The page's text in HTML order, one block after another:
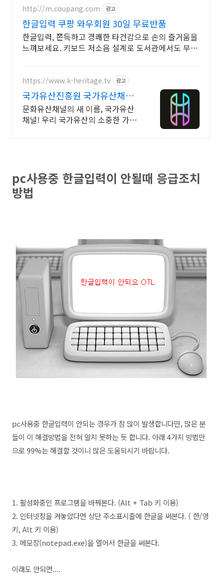
http://m.coupang.com 광고
한글입력 쿠팡 와우회원 30일 무료반품
한글입력, 쫀득하고 경쾌한 타건감으로 손의 즐거움을
느껴보세요. 키보드 저소음 설계로 도서관에서도 부담
https://www.k-heritage.tv 광고
국가유산진흥원 국가유산채널
한국의 세계유산 영상
문화유산채널의 새 이름, 국가유산
채널! 우리 국가유산의 소중한 가치
pc사용중 한글입력이 안될때 응급조치
방법
pc사용중 한글입력이 안되는 경우가 참 많이 발생합니다만, 많은 분
들이 이 해결방법을 전혀 알지 못하는 듯 합니다. 아래 4가지 방법만
으로 99%는 해결할 것이니 많은 도움되시기 바랍니다.
1. 활성화중인 프로그램을 바꿔본다. (Alt + Tab 키 이용)
2. 인터넷창을 켜놓았다면 상단 주소표시줄에 한글을 써본다. ( 한/영
키, Alt 키 이용)
3. 메모장(notepad.exe)을 열어서 한글을 써본다.
이래도 안되면....